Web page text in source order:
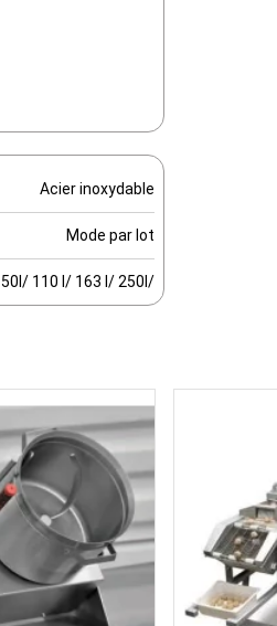
Acier inoxydable
Mode par lot
50l/ 110 l/ 163 l/ 250l/